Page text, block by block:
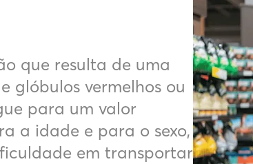
que resulta de uma
glóbulos vermelhos ou
para um valor
a idade e para o sexo,
em transportar